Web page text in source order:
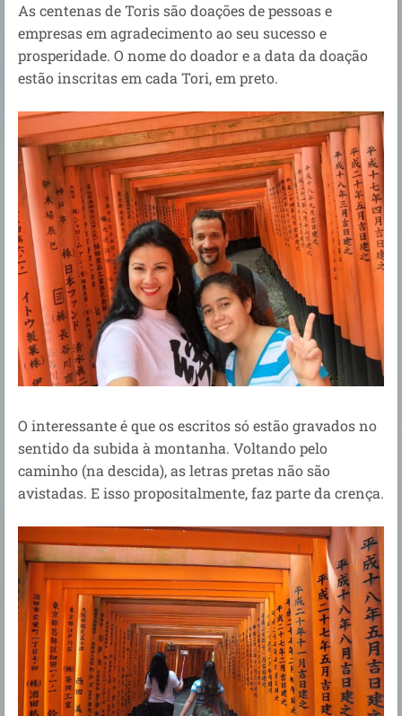
As centenas de Toris são doações de pessoas e
empresas em agradecimento ao seu sucesso e
prosperidade. O nome do doador e a data da doação
estão inscritas em cada Tori, em preto.
O interessante é que os escritos só estão gravados no
sentido da subida à montanha. Voltando pelo
caminho (na descida), as letras pretas não são
avistadas. E isso propositalmente, faz parte da crença.